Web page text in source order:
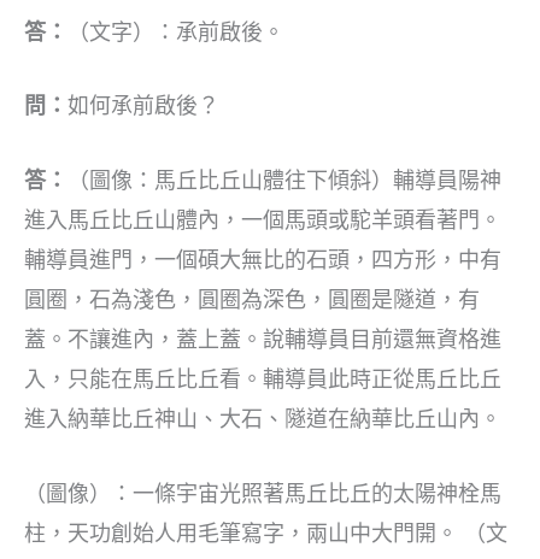
答： （文字）：承前啟後。
問： 如何承前啟後？
答：
（圖像：馬丘比丘山體往下傾斜）輔導員陽神
進入馬丘比丘山體內，一個馬頭或駝羊頭看著門。
輔導員進門，一個碩大無比的石頭，四方形，中有
圓圈，石為淺色，圓圈為深色，圓圈是隧道，有
蓋。不讓進內，蓋上蓋。說輔導員目前還無資格進
入，只能在馬丘比丘看。輔導員此時正從馬丘比丘
進入納華比丘神山、大石、隧道在納華比丘山內。
（圖像）：一條宇宙光照著馬丘比丘的太陽神栓馬
柱，天功創始人用毛筆寫字，兩山中大門開。 （文